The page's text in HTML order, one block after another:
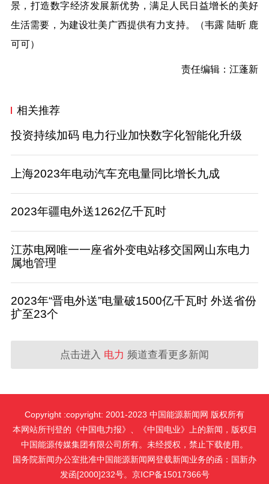
景，打造数字经济发展新优势，满足人民日益增长的美好
生活需要，为建设壮美广西提供有力支持。
（韦露 陆昕 鹿
可可）
责任编辑：江蓬新
相关推荐
投资持续加码 电力行业加快数字化智能化升级
上海2023年电动汽车充电量同比增长九成
2023年疆电外送1262亿千瓦时
江苏电网唯一一座省外变电站移交国网山东电力
属地管理
2023年“晋电外送”电量破1500亿千瓦时 外送省份
扩至23个
点击进入 电力 频道查看更多新闻
Copyright :copyright: 2001-2023 中国能源新闻网 版权所有
本网站所刊登的《中国电力报》、《中国电业》上的新闻，版权归
中国能源传媒集团有限公司所有。未经授权，禁止下载使用。
国务院新闻办公室批准中国能源新闻网登载新闻业务的函：国新办
发函[2000]232号。京ICP备15017366号